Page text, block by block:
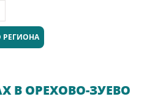
РЕГИОНА
В ОРЕХОВО-ЗУЕВО